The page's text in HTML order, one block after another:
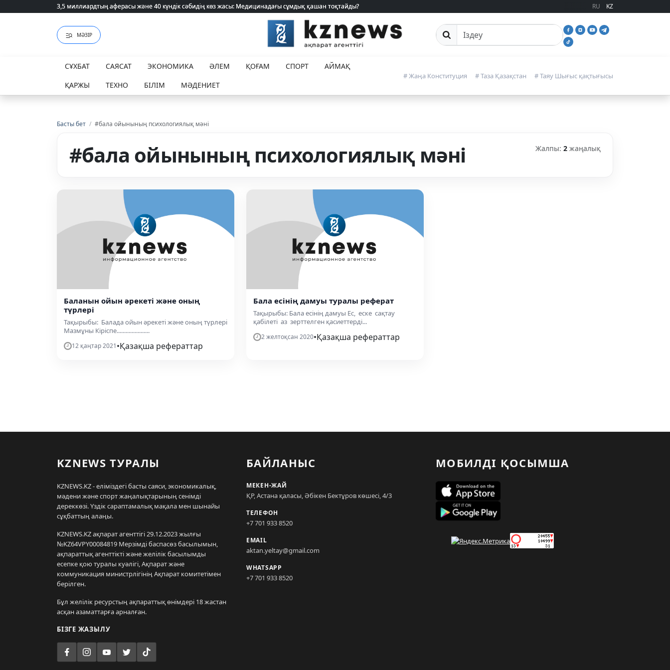
3,5 миллиардтың аферасы және 40 күндік сәбидің көз жасы: Медицинадағы сұмдық қашан тоқтайды?
3,5 миллиардтың аферасы және 40 күндік сәбидің көз жасы: Медицинадағы сұмдық қашан тоқтайды? RU KZ
МӘЗІР Сайттан іздеу
СҰХБАТ САЯСАТ ЭКОНОМИКА ӘЛЕМ ҚОҒАМ СПОРТ
АЙМАҚ
ҚАРЖЫ
ТЕХНО БІЛІМ МӘДЕНИЕТ
# Жаңа Конституция # Таза Қазақстан # Таяу Шығыс қақтығысы
Басты бет / #бала ойынының психологиялық мәні
#бала ойынының психологиялық мәні Жалпы: 2 жаңалық
Баланын ойын әрекеті және оның
түрлері
Тақырыбы: Балада ойын әрекеті және оның түрлері
Мазмұны Кіріспе......................
12 қаңтар 2021•Қазақша рефераттар
Бала есінің дамуы туралы реферат
Тақырыбы: Бала есінің дамуы Ес, еске сақтау
қабілеті аз зерттелген қасиеттерді...
2 желтоқсан 2020•Қазақша рефераттар
KZNEWS ТУРАЛЫ
KZNEWS.KZ - еліміздегі басты саяси, экономикалық,
мәдени және спорт жаңалықтарының сенімді
дереккөзі. Үздік сараптамалық мақала мен шынайы
сұқбаттың алаңы.
KZNEWS.KZ ақпарат агенттігі 29.12.2023 жылғы
№KZ64VPY00084819 Мерзімді баспасөз басылымын,
ақпараттық агенттікті және желілік басылымды
есепке қою туралы куәлігі, Ақпарат және
коммуникация министрлігінің Ақпарат комитетімен
берілген.
Бұл желілік ресурстың ақпараттық өнімдері 18 жастан
асқан азаматтарға арналған.
БІЗГЕ ЖАЗЫЛУ
БАЙЛАНЫС
МЕКЕН-ЖАЙ
ҚР, Астана қаласы, Әбікен Бектұров көшесі, 4/3
ТЕЛЕФОН
+7 701 933 8520
EMAIL
aktan.yeltay@gmail.com
WHATSAPP
+7 701 933 8520
МОБИЛДІ ҚОСЫМША